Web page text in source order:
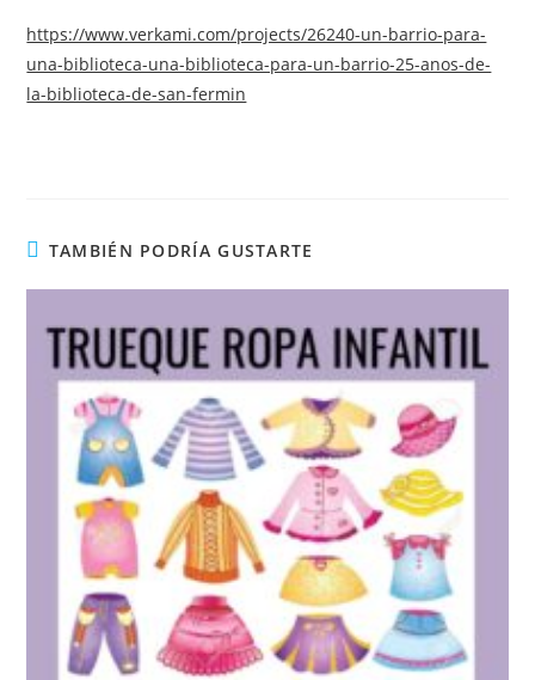
https://www.verkami.com/projects/26240-un-barrio-para-
una-biblioteca-una-biblioteca-para-un-barrio-25-anos-de-
la-biblioteca-de-san-fermin
TAMBIÉN PODRÍA GUSTARTE